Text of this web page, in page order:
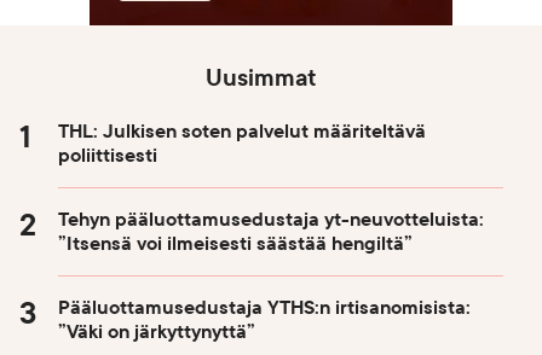
Uusimmat
THL: Julkisen soten palvelut määriteltävä
poliittisesti
Tehyn pääluottamusedustaja yt-neuvotteluista:
”Itsensä voi ilmeisesti säästää hengiltä”
Pääluottamusedustaja YTHS:n irtisanomisista:
”Väki on järkyttynyttä”